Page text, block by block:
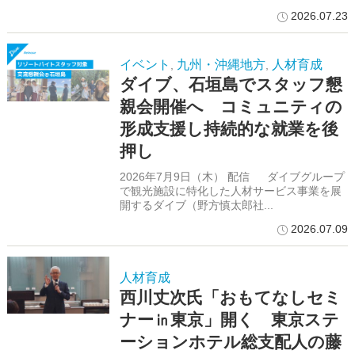
2026.07.23
イベント 九州・沖縄地方, 人材育成
ダイブ、石垣島でスタッフ懇
親会開催へ コミュニティの
形成支援し持続的な就業を後
押し
2026年7月9日（木） 配信 ダイブグループ
で観光施設に特化した人材サービス事業を展
開するダイブ（野方慎太郎社...
2026.07.09
人材育成
西川丈次氏「おもてなしセミ
ナー㏌東京」開く 東京ステ
ーションホテル総支配人の藤